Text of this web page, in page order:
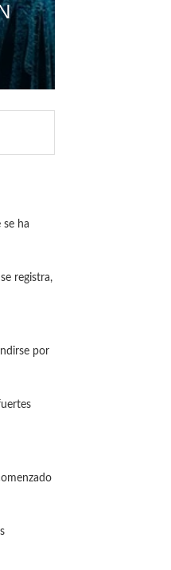
se ha
registra,
por